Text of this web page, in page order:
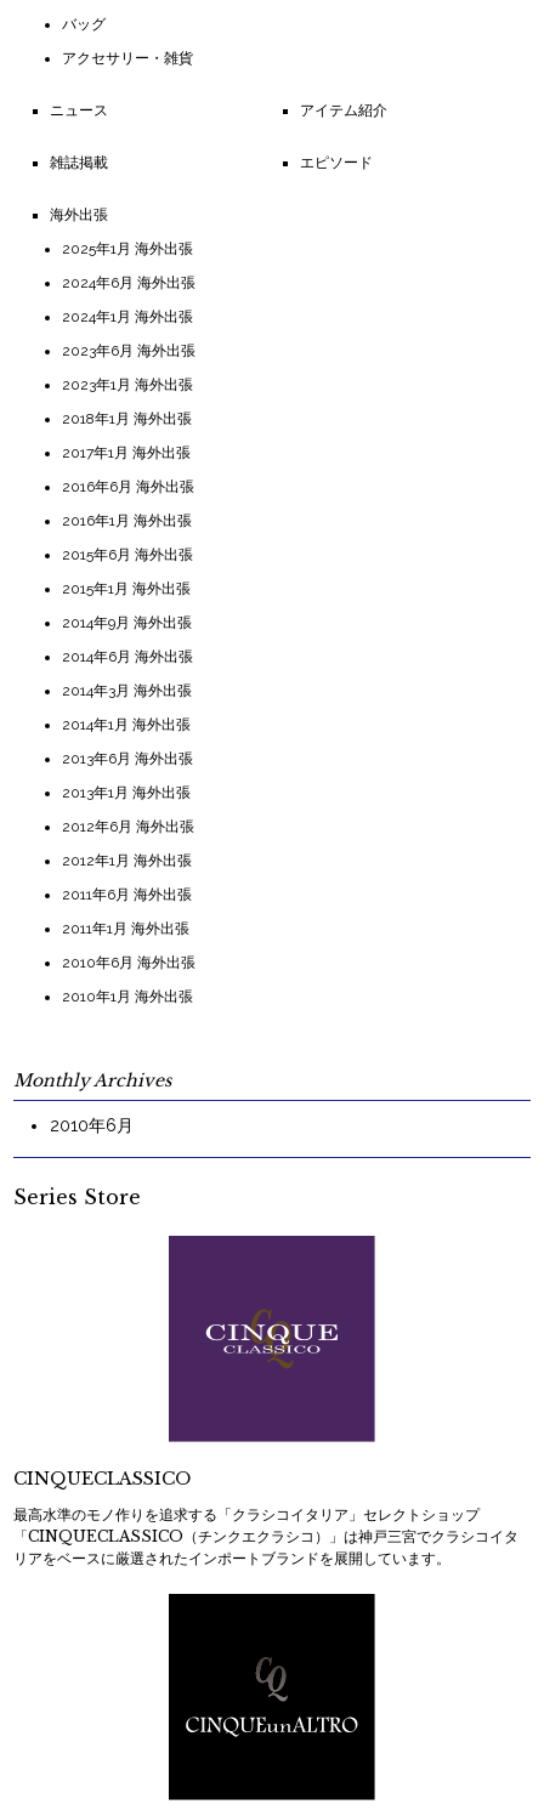
バッグ
アクセサリー・雑貨
ニュース アイテム紹介
雑誌掲載 エピソード
海外出張
2025年1月 海外出張
2024年6月 海外出張
2024年1月 海外出張
2023年6月 海外出張
2023年1月 海外出張
2018年1月 海外出張
2017年1月 海外出張
2016年6月 海外出張
2016年1月 海外出張
2015年6月 海外出張
2015年1月 海外出張
2014年9月 海外出張
2014年6月 海外出張
2014年3月 海外出張
2014年1月 海外出張
2013年6月 海外出張
2013年1月 海外出張
2012年6月 海外出張
2012年1月 海外出張
2011年6月 海外出張
2011年1月 海外出張
2010年6月 海外出張
2010年1月 海外出張
Monthly Archives
2010年6月
Series Store
CINQUECLASSICO
最高水準のモノ作りを追求する「クラシコイタリア」セレクトショップ
「CINQUECLASSICO（チンクエクラシコ）」は神戸三宮でクラシコイタ
リアをベースに厳選されたインポートブランドを展開しています。